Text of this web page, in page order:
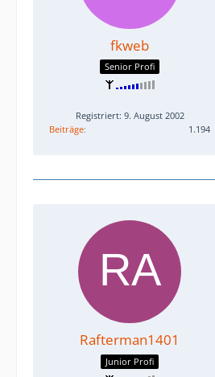
fkweb
Senior Profi
Registriert: 9. August 2002
Beiträge
1.194
Rafterman1401
Junior Profi